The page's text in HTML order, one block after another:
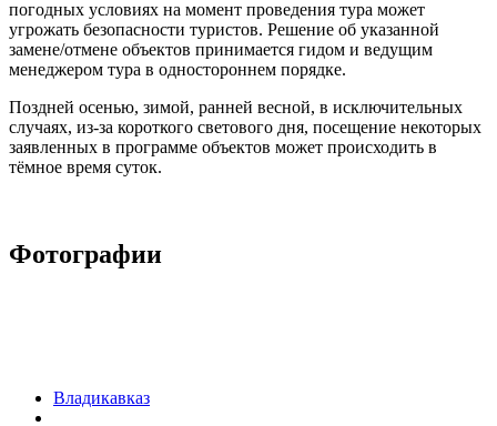
погодных условиях на момент проведения тура может
угрожать безопасности туристов. Решение об указанной
замене/отмене объектов принимается гидом и ведущим
менеджером тура в одностороннем порядке.
Поздней осенью, зимой, ранней весной, в исключительных
случаях, из-за короткого светового дня, посещение некоторых
заявленных в программе объектов может происходить в
тёмное время суток.
Фотографии
Владикавказ